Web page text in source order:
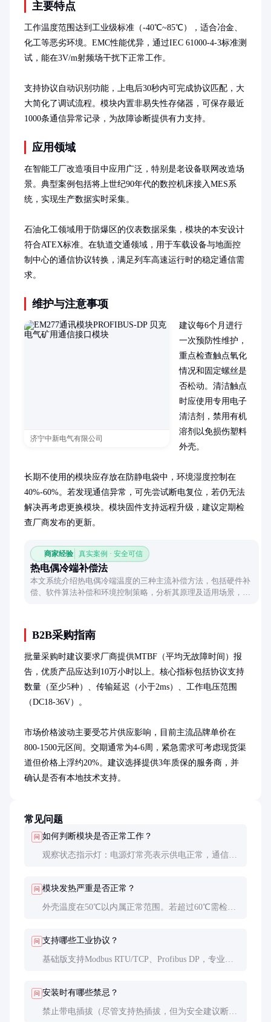
主要特点
工作温度范围达到工业级标准（-40℃~85℃），适合冶金、
化工等恶劣环境。EMC性能优异，通过IEC 61000-4-3标准测
试，能在3V/m射频场干扰下正常工作。
支持协议自动识别功能，上电后30秒内可完成协议匹配，大
大简化了调试流程。模块内置非易失性存储器，可保存最近
1000条通信异常记录，为故障诊断提供有力支持。
应用领域
在智能工厂改造项目中应用广泛，特别是老设备联网改造场
景。典型案例包括将上世纪90年代的数控机床接入MES系
统，实现生产数据实时采集。
石油化工领域用于防爆区的仪表数据采集，模块的本安设计
符合ATEX标准。在轨道交通领域，用于车载设备与地面控
制中心的通信协议转换，满足列车高速运行时的稳定通信需
求。
维护与注意事项
济宁中新电气有限公司
建议每6个月进行
一次预防性维护，
重点检查触点氧化
情况和固定螺丝是
否松动。清洁触点
时应使用专用电子
清洁剂，禁用有机
溶剂以免损伤塑料
外壳。
长期不使用的模块应存放在防静电袋中，环境湿度控制在
40%-60%。若发现通信异常，可先尝试断电复位，若仍无法
解决再考虑更换模块。模块固件支持远程升级，建议定期检
查厂商发布的更新。
商家经验 真实案例 · 安全可信
热电偶冷端补偿法
本文系统介绍热电偶冷端温度的三种主流补偿方法，包括硬件补
偿、软件算法补偿和环境控制策略，分析其原理及适用场景，帮
B2B采购指南
批量采购时建议要求厂商提供MTBF（平均无故障时间）报
告，优质产品应达到10万小时以上。核心指标包括协议支持
数量（至少5种）、传输延迟（小于2ms）、工作电压范围
（DC18-36V）。
市场价格波动主要受芯片供应影响，目前主流品牌单价在
800-1500元区间。交期通常为4-6周，紧急需求可考虑现货渠
道但价格上浮约20%。建议选择提供3年质保的服务商，并
确认是否有本地技术支持。
常见问题
问 如何判断模块是否正常工作？
观察状态指示灯：电源灯常亮表示供电正常，通信灯
问 模块发热严重是否正常？
外壳温度在50℃以内属正常范围。若超过60℃需检查
问 支持哪些工业协议？
基础版支持Modbus RTU/TCP、Profibus DP，专业版
问 安装时有哪些禁忌？
禁止带电插拔（尽管支持热插拔，但为安全建议断电